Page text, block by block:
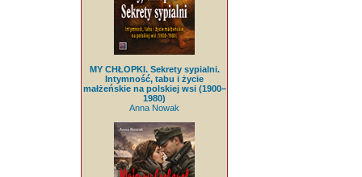
MY CHŁOPKI. Sekrety sypialni.
Intymność, tabu i życie
małżeńskie na polskiej wsi (1900–
1980)
Anna Nowak